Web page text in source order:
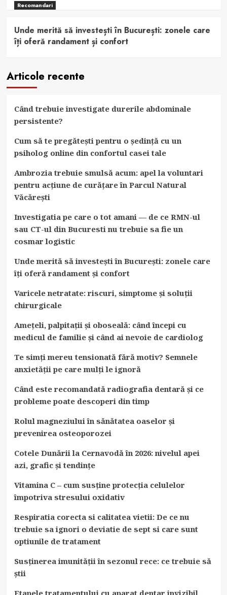
Recomandari
Unde merită să investești în București: zonele care
îți oferă randament și confort
Articole recente
Când trebuie investigate durerile abdominale
persistente?
Cum să te pregătești pentru o ședință cu un
psiholog online din confortul casei tale
Ambrozia trebuie smulsă acum: apel la voluntari
pentru acțiune de curățare în Parcul Natural
Văcărești
Investigatia pe care o tot amani — de ce RMN-ul
sau CT-ul din Bucuresti nu trebuie sa fie un
cosmar logistic
Unde merită să investești în București: zonele care
îți oferă randament și confort
Varicele netratate: riscuri, simptome și soluții
chirurgicale
Amețeli, palpitații și oboseală: când începi cu
medicul de familie și când ai nevoie de cardiolog
Te simți mereu tensionată fără motiv? Semnele
anxietății pe care mulți le ignoră
Când este recomandată radiografia dentară și ce
probleme poate descoperi din timp
Rolul magneziului în sănătatea oaselor și
prevenirea osteoporozei
Cotele Dunării la Cernavodă în 2026: nivelul apei
azi, grafic și tendințe
Vitamina C – cum susține protecția celulelor
împotriva stresului oxidativ
Respiratia corecta si calitatea vietii: De ce nu
trebuie sa ignori o deviatie de sept si care sunt
optiunile de tratament
Susținerea imunității în sezonul rece: ce trebuie să
știi
Etapele tratamentului cu aparat dentar invizibil.